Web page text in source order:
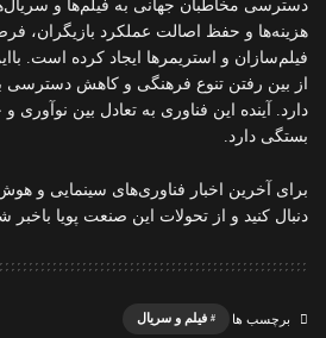
دسترسی مخاطبان جهانی به فیلم‌ها و
هزینه‌ها و حفظ اصالت عملکرد بازیگران،
فیلم‌سازان و استریمرها ایجاد کرده است.
از بین رفتن تنوع فرهنگی و کاهش
دارد. آینده این فناوری به تعادل بین
بستگی دارد.
برای آخرین اخبار فناوری‌های سینمایی و
دنبال کنید و از تحولات این صنعت پویا باخبر
برچسب ها فیلم و سریال